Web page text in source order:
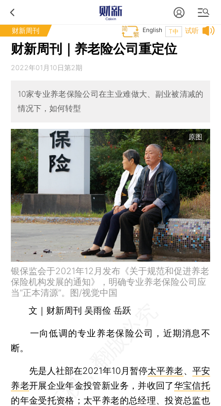
财新周刊 试听
T中
English
财新周刊｜养老险公司重定位
2022年01月10日第2期
10家专业养老保险公司在主业难做大、副业被清减的
情况下，如何转型
原图
银保监会于2021年12月发布《关于规范和促进养老
保险机构发展的通知》，明确专业养老保险公司应
当“正本清源”。图/视觉中国
文｜财新周刊 吴雨俭 岳跃
一向低调的专业养老保险公司，近期消息不
断。
先是人社部在2021年10月暂停太平养老、 平安
养老开展企业年金投管新业务，并收回了华宝信托
的年金受托资格；太平养老的总经理、投资总监也